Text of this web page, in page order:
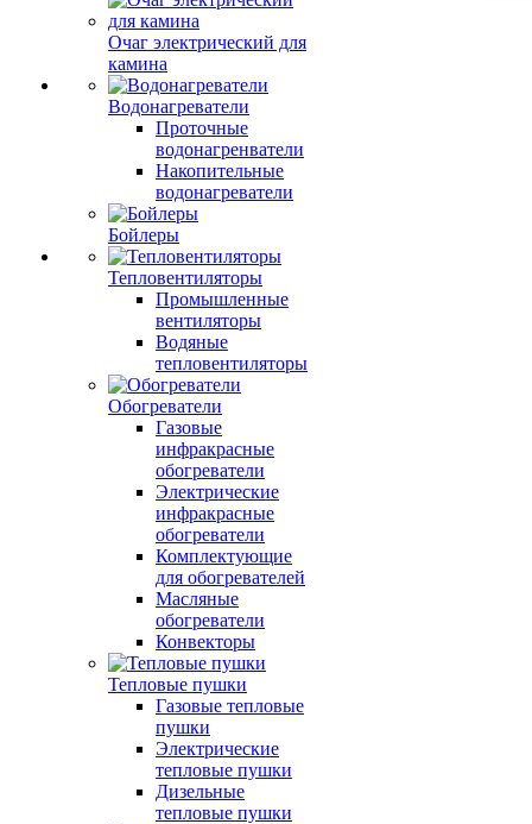
Очаг электрический для
камина
Водонагреватели
Проточные
водонагренватели
Накопительные
водонагреватели
Бойлеры
Тепловентиляторы
Промышленные
вентиляторы
Водяные
тепловентиляторы
Обогреватели
Газовые
инфракрасные
обогреватели
Электрические
инфракрасные
обогреватели
Комплектующие
для обогревателей
Масляные
обогреватели
Конвекторы
Тепловые пушки
Газовые тепловые
пушки
Электрические
тепловые пушки
Дизельные
тепловые пушки